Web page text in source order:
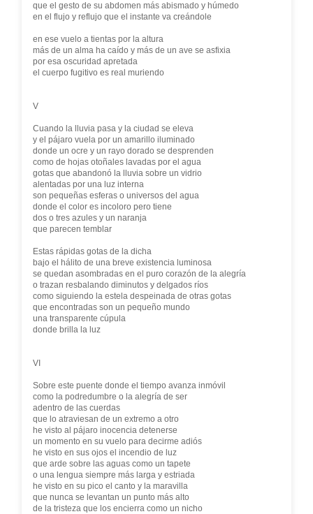
que el gesto de su abdomen más abismado y húmedo
en el flujo y reflujo que el instante va creándole
en ese vuelo a tientas por la altura
más de un alma ha caído y más de un ave se asfixia
por esa oscuridad apretada
el cuerpo fugitivo es real muriendo
V
Cuando la lluvia pasa y la ciudad se eleva
y el pájaro vuela por un amarillo iluminado
donde un ocre y un rayo dorado se desprenden
como de hojas otoñales lavadas por el agua
gotas que abandonó la lluvia sobre un vidrio
alentadas por una luz interna
son pequeñas esferas o universos del agua
donde el color es incoloro pero tiene
dos o tres azules y un naranja
que parecen temblar
Estas rápidas gotas de la dicha
bajo el hálito de una breve existencia luminosa
se quedan asombradas en el puro corazón de la alegría
o trazan resbalando diminutos y delgados ríos
como siguiendo la estela despeinada de otras gotas
que encontradas son un pequeño mundo
una transparente cúpula
donde brilla la luz
VI
Sobre este puente donde el tiempo avanza inmóvil
como la podredumbre o la alegría de ser
adentro de las cuerdas
que lo atraviesan de un extremo a otro
he visto al pájaro inocencia detenerse
un momento en su vuelo para decirme adiós
he visto en sus ojos el incendio de luz
que arde sobre las aguas como un tapete
o una lengua siempre más larga y estriada
he visto en su pico el canto y la maravilla
que nunca se levantan un punto más alto
de la tristeza que los encierra como un nicho